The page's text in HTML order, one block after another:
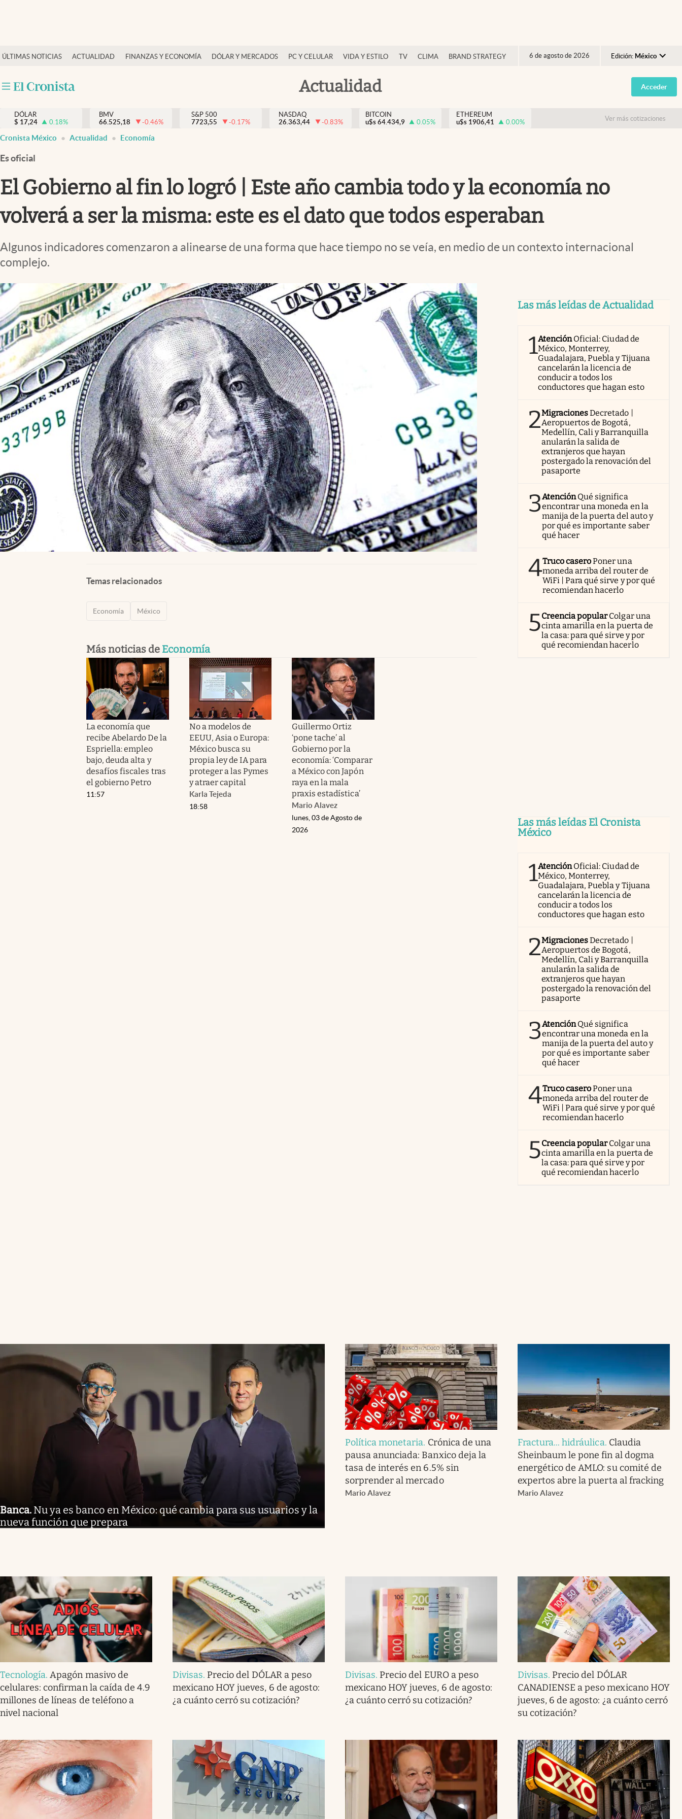
ÚLTIMAS NOTICIAS ACTUALIDAD FINANZAS Y ECONOMÍA DÓLAR Y MERCADOS PC Y CELULAR VIDA Y ESTILO TV CLIMA BRAND STRATEGY 6 de agosto de 2026 Edición: México
Argentina
España
USA
Actualidad
Actualidad
Internacionales
Opinión
Brand Strategy
Vida y estilo
Tv
Espiritualidad
abre en nueva pestaña
Acceder
DÓLAR
$ 17,24 0.18%
BMV
66.525,18
-0.46%
S&P 500
7723,55
-0.17%
NASDAQ
26.363,44
-0.83%
BITCOIN
u$s 64.434,9 0.05%
ETHEREUM
u$s 1906,41 0.00% Ver más cotizaciones
Cronista México Actualidad Economía
Es oficial
El Gobierno al fin lo logró | Este año cambia todo y la economía no
volverá a ser la misma: este es el dato que todos esperaban
Algunos indicadores comenzaron a alinearse de una forma que hace tiempo no se veía, en medio de un contexto internacional
complejo.
Temas relacionados
Economía México
Más noticias de Economía
La economía que
recibe Abelardo De la
Espriella: empleo
bajo, deuda alta y
desafíos fiscales tras
el gobierno Petro
11:57
No a modelos de
EEUU, Asia o Europa:
México busca su
propia ley de IA para
proteger a las Pymes
y atraer capital
Karla Tejeda
18:58
Guillermo Ortiz
‘pone tache’ al
Gobierno por la
economía: ‘Comparar
a México con Japón
raya en la mala
praxis estadística’
Mario Alavez
lunes, 03 de Agosto de
2026
Las más leídas de Actualidad
1AtenciónOficial: Ciudad de
México, Monterrey,
Guadalajara, Puebla y Tijuana
cancelarán la licencia de
conducir a todos los
conductores que hagan esto
2MigracionesDecretado |
Aeropuertos de Bogotá,
Medellín, Cali y Barranquilla
anularán la salida de
extranjeros que hayan
postergado la renovación del
pasaporte
3AtenciónQué significa
encontrar una moneda en la
manija de la puerta del auto y
por qué es importante saber
qué hacer
4Truco caseroPoner una
moneda arriba del router de
WiFi | Para qué sirve y por qué
recomiendan hacerlo
5Creencia popularColgar una
cinta amarilla en la puerta de
la casa: para qué sirve y por
qué recomiendan hacerlo
Las más leídas El Cronista
México
1AtenciónOficial: Ciudad de
México, Monterrey,
Guadalajara, Puebla y Tijuana
cancelarán la licencia de
conducir a todos los
conductores que hagan esto
2MigracionesDecretado |
Aeropuertos de Bogotá,
Medellín, Cali y Barranquilla
anularán la salida de
extranjeros que hayan
postergado la renovación del
pasaporte
3AtenciónQué significa
encontrar una moneda en la
manija de la puerta del auto y
por qué es importante saber
qué hacer
4Truco caseroPoner una
moneda arriba del router de
WiFi | Para qué sirve y por qué
recomiendan hacerlo
5Creencia popularColgar una
cinta amarilla en la puerta de
la casa: para qué sirve y por
qué recomiendan hacerlo
Banca. Nu ya es banco en México: qué cambia para sus usuarios y la
nueva función que prepara
Política monetaria. Crónica de una
pausa anunciada: Banxico deja la
tasa de interés en 6.5% sin
sorprender al mercado
Mario Alavez
Fractura... hidráulica. Claudia
Sheinbaum le pone fin al dogma
energético de AMLO: su comité de
expertos abre la puerta al fracking
Mario Alavez
Tecnología.Apagón masivo de
celulares: confirman la caída de 4.9
millones de líneas de teléfono a
nivel nacional
Divisas. Precio del DÓLAR a peso
mexicano HOY jueves, 6 de agosto:
¿a cuánto cerró su cotización?
Divisas. Precio del EURO a peso
mexicano HOY jueves, 6 de agosto:
¿a cuánto cerró su cotización?
Divisas. Precio del DÓLAR
CANADIENSE a peso mexicano HOY
jueves, 6 de agosto: ¿a cuánto cerró
su cotización?